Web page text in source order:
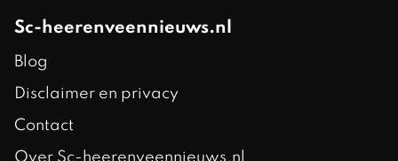
Sc-heerenveennieuws.nl
Blog
Disclaimer en privacy
Contact
Over Sc-heerenveennieuws.nl